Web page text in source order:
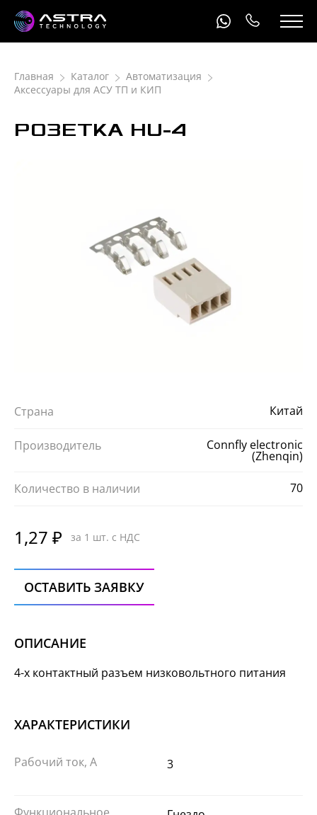
Главная Каталог
Автоматизация
Аксессуары для АСУ ТП и КИП
РОЗЕТКА HU-4
Страна Китай
Производитель Connfly electronic
(Zhenqin)
Количество в наличии 70
1,27 ₽ за 1 шт. с НДС
ОСТАВИТЬ ЗАЯВКУ
ОПИСАНИЕ
4-х контактный разъем низковольтного питания
ХАРАКТЕРИСТИКИ
Рабочий ток, А 3